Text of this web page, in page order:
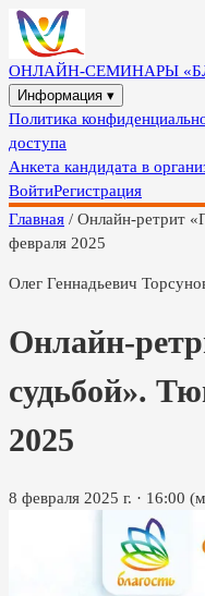
ОНЛАЙН-СЕМИНАРЫ
Информация ▾
Политика
доступа
Анкета кандидата в
ВойтиРегистрация
Главная / Онлайн-ретрит
февраля 2025
Олег Геннадьевич
Онлайн-
судьбой».
2025
8 февраля 2025 г. · 16:00